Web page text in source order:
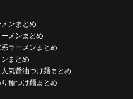
ンまとめ
メンまとめ
系ラーメンまとめ
まとめ
人気醤油つけ麺まとめ
り種つけ麺まとめ